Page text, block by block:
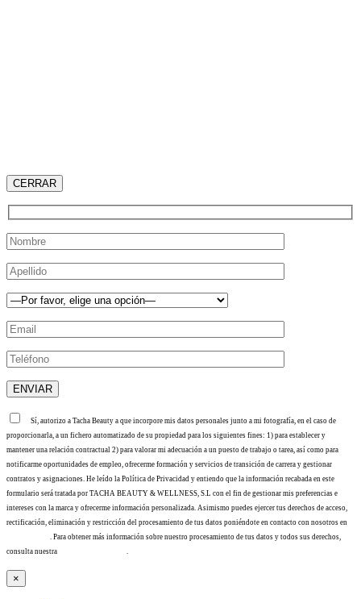
CERRAR
Sí, autorizo a Tacha Beauty a que incorpore mis datos personales junto a mi fotografía, en el caso de
proporcionarla, a un fichero automatizado de su propiedad para los siguientes fines: 1) para establecer y
mantener una relación contractual 2) para valorar mi adecuación a un puesto de trabajo o tarea, así como para
notificarme oportunidades de empleo, ofrecerme formación y servicios de transición de carrera y gestionar
contratos y asignaciones. He leído la Política de Privacidad y entiendo que la información recabada en este
formulario será tratada por TACHA BEAUTY & WELLNESS, S.L con el fin de gestionar mis preferencias e
intereses con la marca y ofrecerme información personalizada. Asimismo puedes ejercer tus derechos de acceso,
rectificación, eliminación y restricción del procesamiento de tus datos poniéndote en contacto con nosotros en
. Para obtener más información sobre nuestro procesamiento de tus datos y todos sus derechos,
consulta nuestra
.
×